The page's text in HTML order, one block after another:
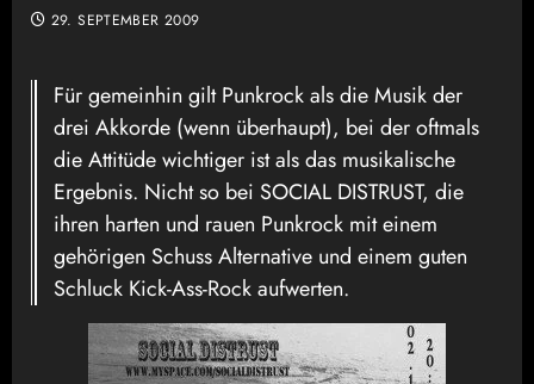
29. SEPTEMBER 2009
Für gemeinhin gilt Punkrock als die Musik der
drei Akkorde (wenn überhaupt), bei der oftmals
die Attitüde wichtiger ist als das musikalische
Ergebnis. Nicht so bei SOCIAL DISTRUST, die
ihren harten und rauen Punkrock mit einem
gehörigen Schuss Alternative und einem guten
Schluck Kick-Ass-Rock aufwerten.